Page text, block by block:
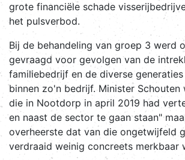
grote financiële schade
het pulsverbod.
Bij de behandeling van groep 3 werd
gevraagd voor gevolgen van de
familiebedrijf en de diverse
binnen zo'n bedrijf. Minister Schouten
die in Nootdorp in april 2019 had
en naast de sector te gaan staan"
overheerste dat van die ongetwijfeld
verdraaid weinig concreets merkbaar